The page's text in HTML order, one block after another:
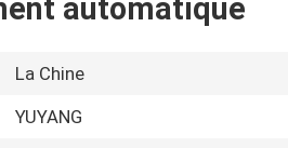
automatique
La Chine
YUYANG